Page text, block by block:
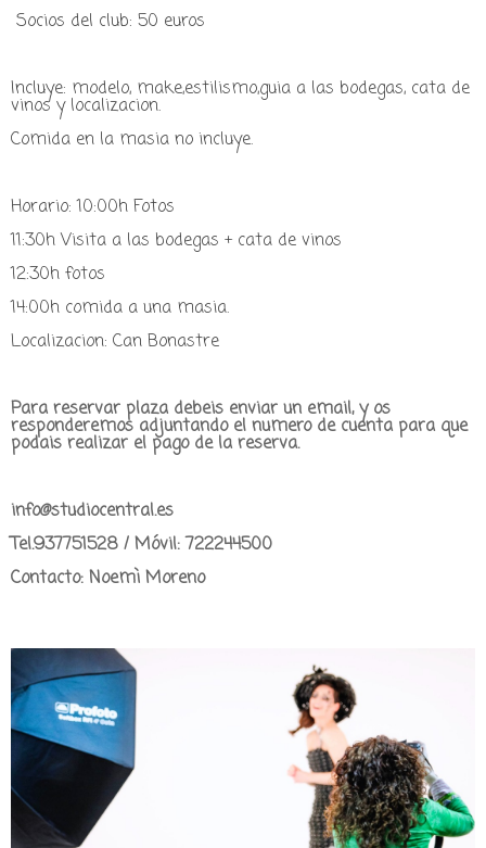
Socios del club: 50 euros
Incluye: modelo, make,estilismo,guia a las bodegas, cata de
vinos y localizacion.
Comida en la masia no incluye.
Horario: 10:00h Fotos
11:30h Visita a las bodegas + cata de vinos
12:30h fotos
14:00h comida a una masia.
Localizacion: Can Bonastre
Para reservar plaza debeis enviar un email, y os
responderemos adjuntando el numero de cuenta para que
podais realizar el pago de la reserva.
info@studiocentral.es
Tel.937751528 / Móvil: 722244500
Contacto: Noemì Moreno